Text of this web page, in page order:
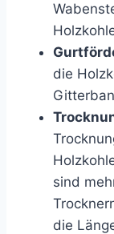
die
sind
die